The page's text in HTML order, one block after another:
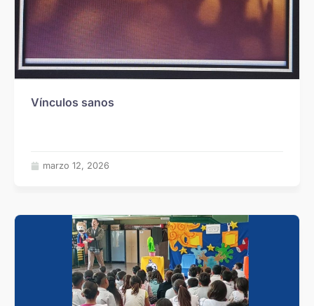
Vínculos sanos
marzo 12, 2026